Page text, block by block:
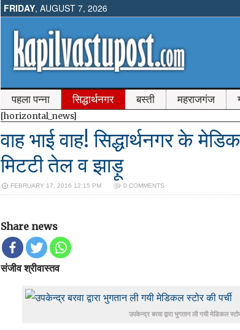
FRIDAY, AUGUST 7, 2026
पहला पन्ना सिद्धार्थनगर बस्ती महराजगंज
[horizontal_news]
वाह भाई वाह! सिद्धार्थनगर के
मिटटी तेल व झाड़ू
FEBRUARY 17, 2016 12:15 PM 0 COMMENTS
Share news
संजीव श्रीवास्तव
उपकेन्द्र बरवा द्वारा भुगतान ली गयी मेडिकल